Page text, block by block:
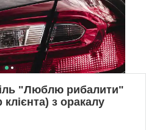
"Люблю рибалити"
клієнта) з оракалу